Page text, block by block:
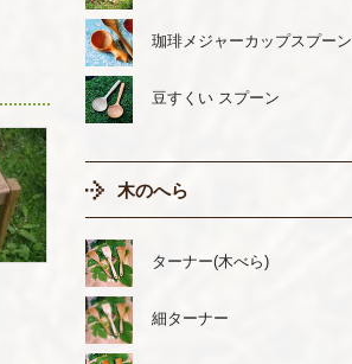
珈琲メジャーカップスプーン
豆すくい スプーン
木のへら
ターナー(木べら)
細ターナー